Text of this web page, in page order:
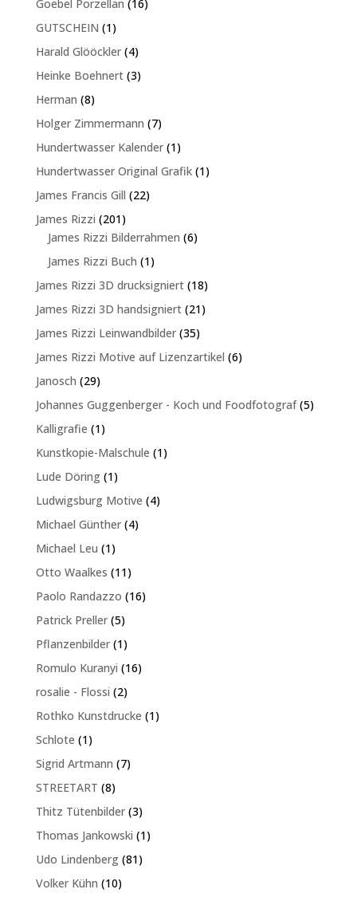
Goebel Porzellan 16
GUTSCHEIN 11
Produkt
Harald Glööckler 44
Produkte
Heinke Boehnert 33
Herman 88
Holger Zimmermann 77
Produkte
Hundertwasser Kalender 11
Produkt
Hundertwasser Original Grafik 11
James Francis Gill 2222
James Rizzi 201201
Produkte
James Rizzi Bilderrahmen 66
James Rizzi Buch 11
Produkt
James Rizzi 3D drucksigniert 1818
Produkte
James Rizzi 3D handsigniert 2121
James Rizzi Leinwandbilder 3535
Produkte
James Rizzi Motive auf Lizenzartikel 66
Janosch 2929
Produkte
Johannes Guggenberger - Koch und Foodfotograf 55
Kalligrafie 11
Produkt
Kunstkopie-Malschule 11
Lude Döring 11
Produkt
Ludwigsburg Motive 44
Michael Günther 44
Michael Leu 11
Produkt
Otto Waalkes 1111
Produkte
Paolo Randazzo 1616
Patrick Preller 55
Produkte
Pflanzenbilder 11
Produkt
Romulo Kuranyi 1616
rosalie - Flossi 22
Produkte
Rothko Kunstdrucke 11
Schlote 11
Produkt
Sigrid Artmann 77
STREETART 88
Produkte
Thitz Tütenbilder 33
Produkte
Thomas Jankowski 11
Udo Lindenberg 8181
Volker Kühn 1010